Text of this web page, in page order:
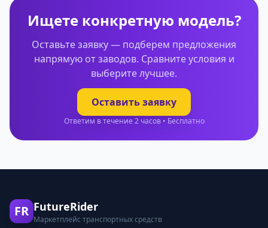
Ищете конкретную модель?
Оставьте заявку — подберем предложения
напрямую от заводов. Сравните условия и
выберите лучшее.
Оставить заявку
Ответим в течение 2 часов • Бесплатно
FR FutureRider
Маркетплейс транспортных средств